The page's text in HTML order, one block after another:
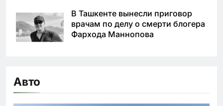
В Ташкенте вынесли приговор
врачам по делу о смерти блогера
Фархода Маннопова
Авто